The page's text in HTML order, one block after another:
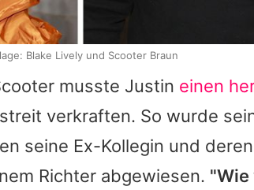
musste Justin einen
verkraften. So wurde
seine Ex-Kollegin und
Richter abgewiesen. "Wie
Blake Lively und Scooter Braun